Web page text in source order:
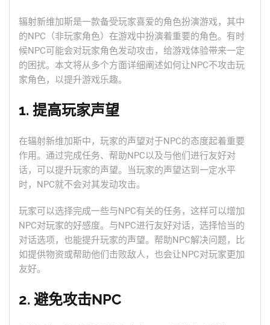
辐射新维加斯是一款备受玩家喜爱的角色扮演游戏，其中
的NPC（非玩家角色）在游戏中扮演着重要的角色。有时
候NPC可能会对玩家角色发动攻击，给游戏体验带来一定
的困扰。本文将从多个方面详细阐述如何让NPC不攻击玩
家角色，以提升游戏乐趣。
1. 提高玩家声望
在辐射新维加斯中，玩家的声望对于NPC的态度起着重要
作用。通过完成任务、帮助NPC以及与他们进行友好对
话，可以提升玩家的声望。当玩家的声望达到一定水平
时，NPC就不会对其发动攻击。
玩家可以选择完成一些与NPC有关的任务，这样可以增加
NPC对玩家的好感度。与NPC进行友好对话，选择恰当的
对话选项，也能提升玩家的声望。帮助NPC解决问题，比
如提供物资或帮助他们击败敌人，也会让NPC对玩家更加
友好。
2. 避免攻击NPC